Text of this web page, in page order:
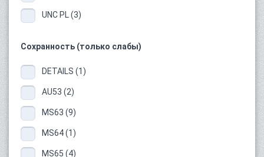
UNC PL (3)
Сохранность (только слабы)
DETAILS (1)
AU53 (2)
MS63 (9)
MS64 (1)
MS65 (4)